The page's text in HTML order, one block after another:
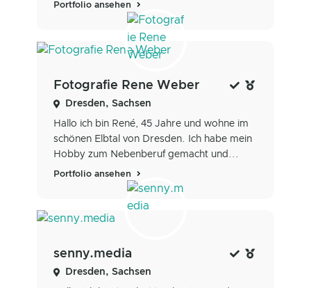
Portfolio ansehen
Fotografie Rene Weber
Dresden, Sachsen
Hallo ich bin René, 45 Jahre und wohne im
schönen Elbtal von Dresden. Ich habe mein
Hobby zum Nebenberuf gemacht und...
Portfolio ansehen
senny.media
Dresden, Sachsen